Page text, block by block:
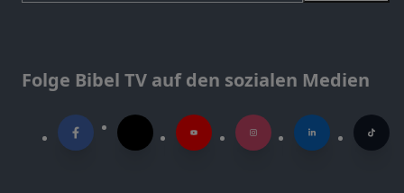
Folge Bibel TV auf den sozialen Medien